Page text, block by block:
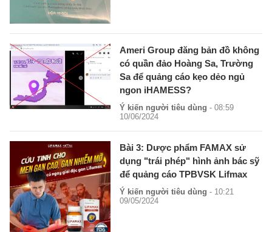
Ameri Group đăng bản đồ không
có quần đảo Hoàng Sa, Trường
Sa để quảng cáo kẹo dẻo ngủ
ngon iHAMESS?
Ý kiến người tiêu dùng - 08:59
10/06/2024
Bài 3: Dược phẩm FAMAX sử
dụng "trái phép" hình ảnh bác sỹ
để quảng cáo TPBVSK Lifmax
Ý kiến người tiêu dùng - 10:21
09/05/2024